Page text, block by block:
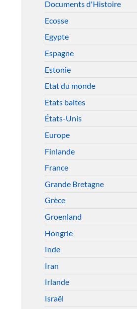
Documents d'Histoire
Ecosse
Egypte
Espagne
Estonie
Etat du monde
Etats baltes
États-Unis
Europe
Finlande
France
Grande Bretagne
Grèce
Groenland
Hongrie
Inde
Iran
Irlande
Israël